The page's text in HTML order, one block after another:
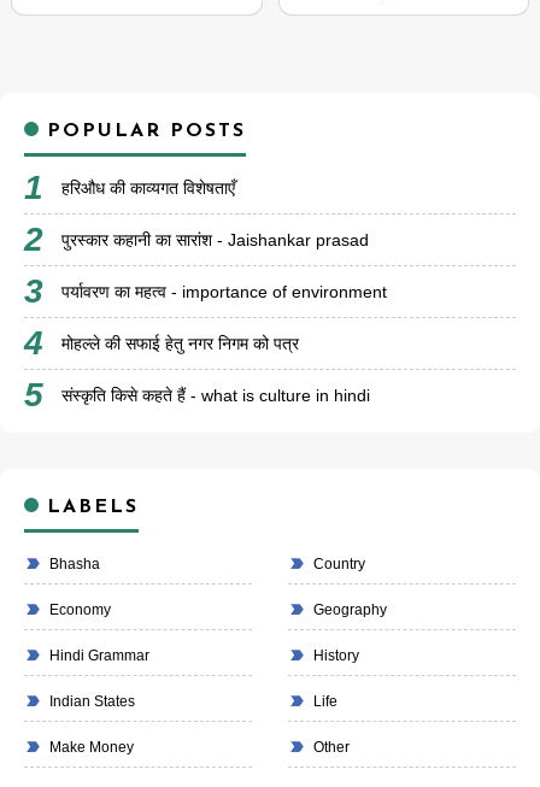
POPULAR POSTS
हरिऔध की काव्यगत विशेषताएँ
पुरस्कार कहानी का सारांश - Jaishankar prasad
पर्यावरण का महत्व - importance of environment
मोहल्ले की सफाई हेतु नगर निगम को पत्र
संस्कृति किसे कहते हैं - what is culture in hindi
LABELS
Bhasha Country
Economy Geography
Hindi Grammar History
Indian States Life
Make Money Other